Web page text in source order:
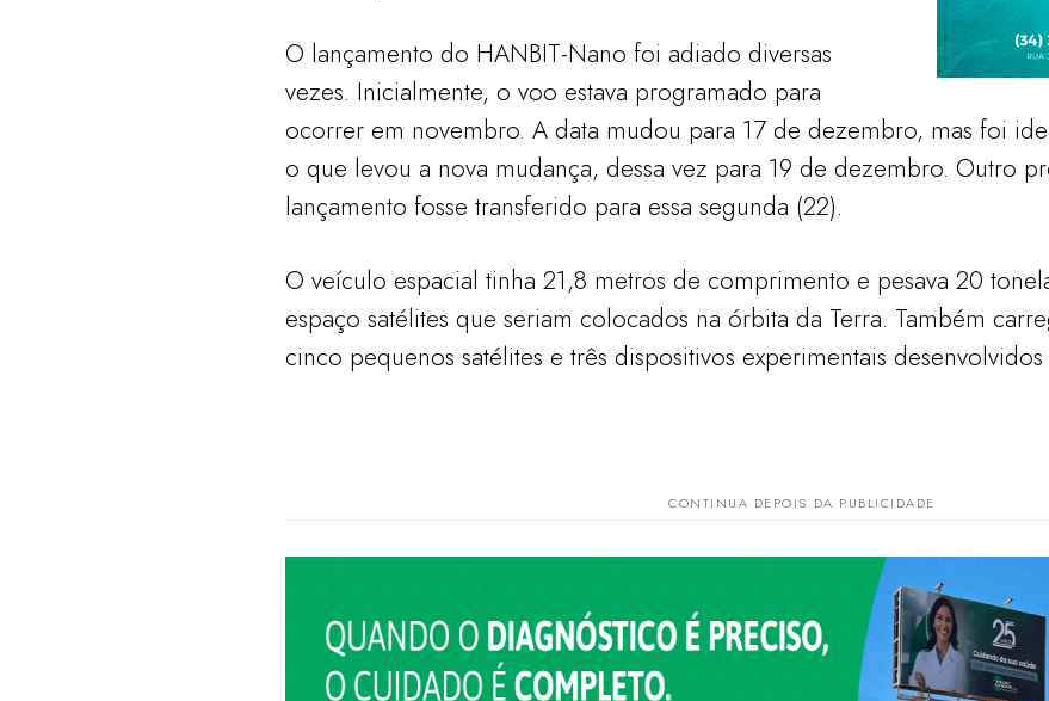
O lançamento do HANBIT-Nano foi adiado diversas
vezes. Inicialmente, o voo estava programado para
ocorrer em novembro. A data mudou para 17 de dezembro, mas foi
o que levou a nova mudança, dessa vez para 19 de dezembro. Outro
lançamento fosse transferido para essa segunda (22).
O veículo espacial tinha 21,8 metros de comprimento e pesava 20
espaço satélites que seriam colocados na órbita da Terra. Também
cinco pequenos satélites e três dispositivos experimentais